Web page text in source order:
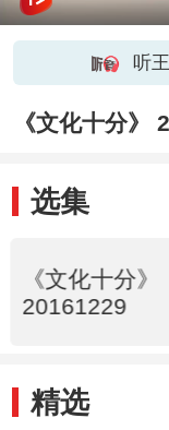
听
《文化十分》
选集
《文化十分》
20161229
精选